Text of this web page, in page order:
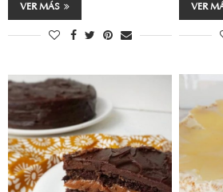
VER MÁS VER